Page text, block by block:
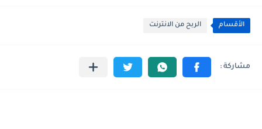
الأقسام الربح من الانترنت